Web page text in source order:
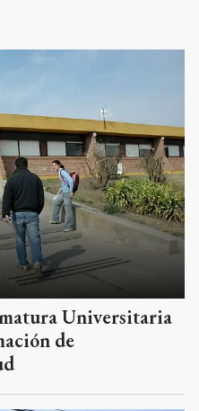
Universitaria
de